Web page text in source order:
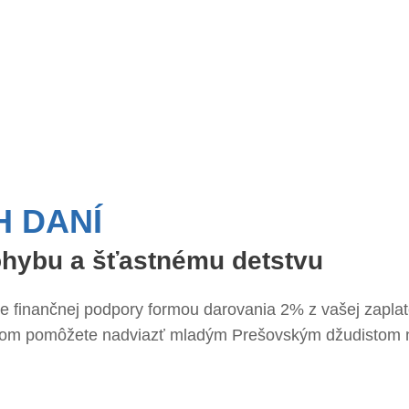
DANÍ
a šťastnému detstvu
finančnej podpory formou darovania 2% z vašej
pomôžete nadviazť mladým Prešovským džudistom